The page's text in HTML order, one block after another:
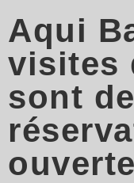
Aqui
visites
sont